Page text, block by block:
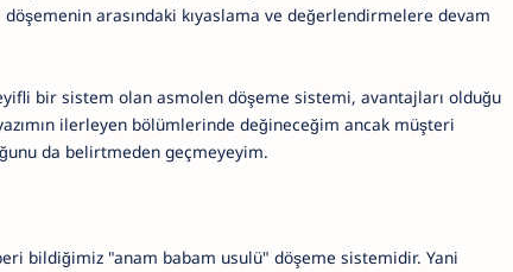
arasındaki kıyaslama ve değerlendirmelere devam
bir sistem olan asmolen döşeme sistemi, avantajları olduğu
ilerleyen bölümlerinde değineceğim ancak müşteri
da belirtmeden geçmeyeyim.
bildiğimiz "anam babam usulü" döşeme sistemidir. Yani